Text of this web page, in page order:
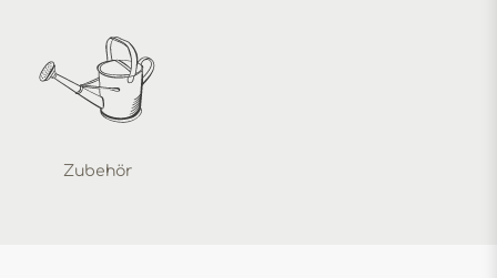
Zubehör